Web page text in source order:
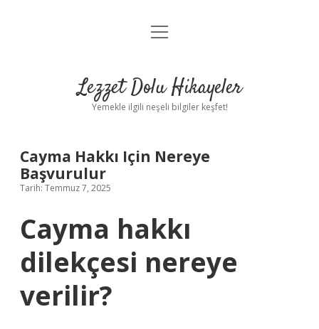
Anasayfa
Yasal Uyarı
menüyü
Lezzet Dolu Hikayeler
Yemekle ilgili neşeli bilgiler keşfet!
Cayma Hakkı Için Nereye
Başvurulur
Tarih: Temmuz 7, 2025
Cayma hakkı
dilekçesi nereye
verilir?